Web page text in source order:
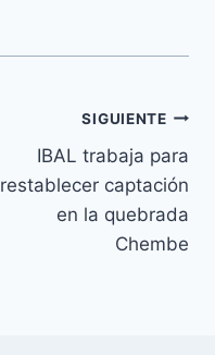
SIGUIENTE
IBAL trabaja para
restablecer captación
en la quebrada
Chembe